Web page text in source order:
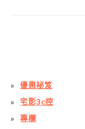
優惠祕笈
宅影3c控
專欄